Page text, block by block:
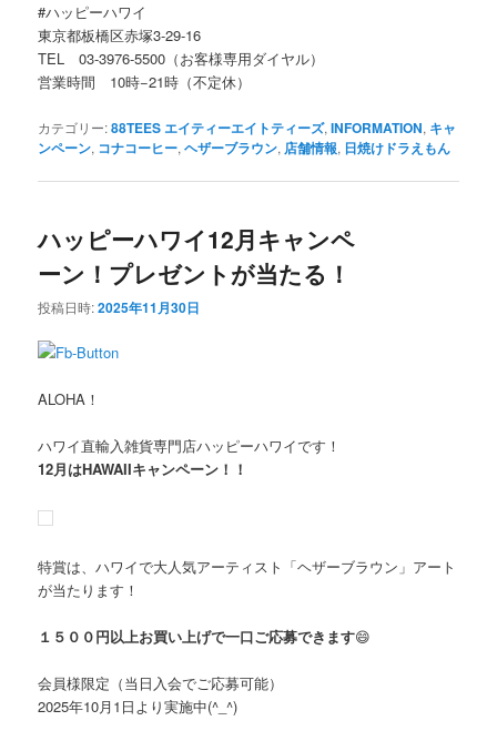
#ハッピーハワイ
東京都板橋区赤塚3-29-16
TEL 03-3976-5500（お客様専用ダイヤル）
営業時間 10時−21時（不定休）
カテゴリー:88TEES エイティーエイトティーズ,INFORMATION, キャ
ンペーン, コナコーヒー,ヘザーブラウン, 店舗情報, 日焼けドラえもん
ハッピーハワイ12月キャンペ
ーン！プレゼントが当たる！
投稿日時:2025年11月30日
ALOHA！
ハワイ直輸入雑貨専門店ハッピーハワイです！
12月はHAWAIIキャンペーン！！
特賞は、ハワイで大人気アーティスト「ヘザーブラウン」アート
が当たります！
１５００円以上お買い上げで一口ご応募できます😄
会員様限定（当日入会でご応募可能）
2025年10月1日より実施中(^_^)